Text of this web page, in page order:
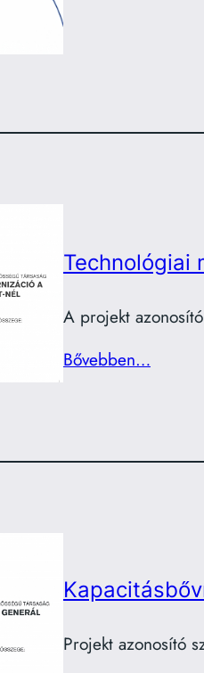
Technológiai
A projekt
Bővebben…
Projekt azonosító